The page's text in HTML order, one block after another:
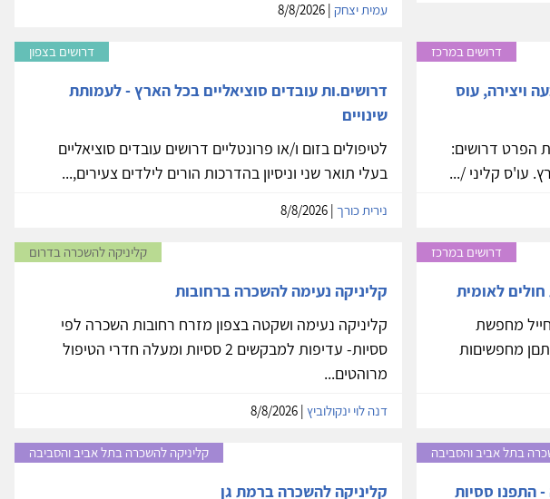
עמית יצחק | 8/8/2026
דרושים במרכז
ויצירה, עוס
הפרט דרושים:
עו'ס קליני /...
דרושים בצפון
דרושים.ות עובדים סוציאליים בכל הארץ - לעמותת
שינויים
לטיפולים בזום ו/או פרונטליים דרושים עובדים סוציאליים
בעלי תואר שני וניסיון בהדרכות הורים לילדים צעירים,...
נירית כורך | 8/8/2026
דרושים במרכז
לאומית
מחפשת
מחפשיםות
קליניקה להשכרה בדרום
קליניקה נעימה להשכרה ברחובות
קליניקה נעימה ושקטה בצפון מזרח רחובות השכרה לפי
ססיות- עדיפות למבקשים 2 ססיות ומעלה חדרי הטיפול
מרוהטים...
דנה לוי ינקולוביץ | 8/8/2026
בתל אביב והסביבה
התפנו ססיות
קליניקה להשכרה בתל אביב והסביבה
קליניקה להשכרה ברמת גן